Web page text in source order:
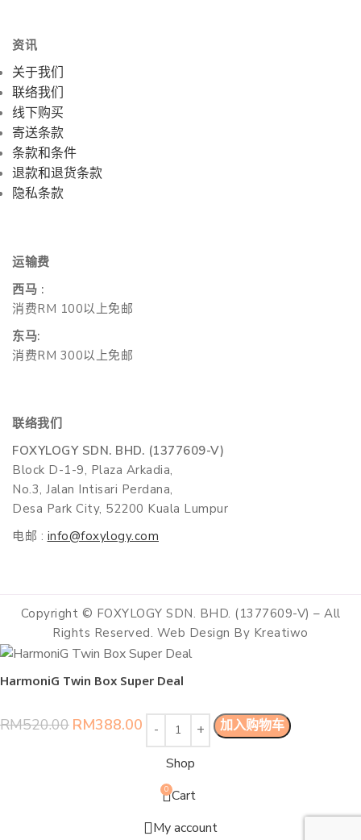
资讯
关于我们
联络我们
线下购买
寄送条款
条款和条件
退款和退货条款
隐私条款
运输费
西马 :
消费RM 100以上免邮
东马:
消费RM 300以上免邮
联络我们
FOXYLOGY SDN. BHD. (1377609-V)
Block D-1-9, Plaza Arkadia,
No.3, Jalan Intisari Perdana,
Desa Park City, 52200 Kuala Lumpur
电邮 : info@foxylogy.com
Copyright © FOXYLOGY SDN. BHD. (1377609-V) – All
Rights Reserved. Web Design By Kreatiwo
HarmoniG Twin Box Super Deal
RM520.00 RM388.00 加入购物车
Shop
0 Cart
My account